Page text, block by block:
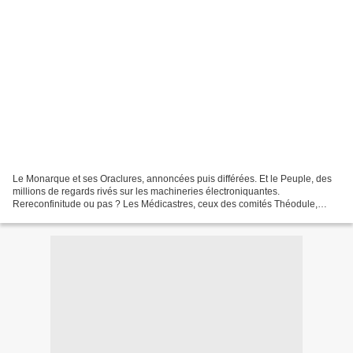
Le Monarque et ses Oraclures, annoncées puis différées. Et le Peuple, des
millions de regards rivés sur les machineries électroniquantes.
Rereconfinitude ou pas ? Les Médicastres, ceux des comités Théodule,